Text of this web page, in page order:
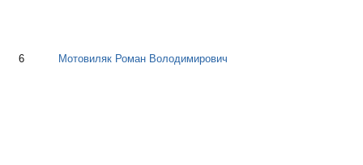
6 Мотовиляк Роман Володимирович